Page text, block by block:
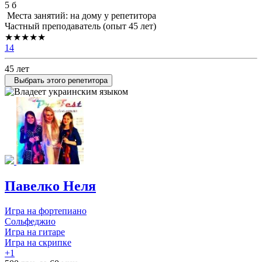
5 б
Места занятий: на дому у репетитора
Частный преподаватель (опыт 45 лет)
★★★★★
14
45 лет
Выбрать этого репетитора
Павелко Неля
Игра на фортепиано
Сольфеджио
Игра на гитаре
Игра на скрипке
+1